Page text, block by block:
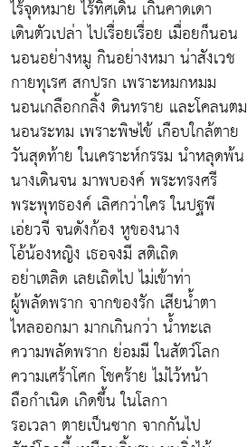
ไร้จุดหมาย ไร้ทิศเดิน เกินคาดเดา
เดินตัวเปล่า ไปเรื่อยเรื่อย เมื่อยก็นอน
นอนอย่างหมู กินอย่างหมา น่าสังเวช
กายทุเรศ สกปรก เพราะหมกหมม
นอนเกลือกกลิ้ง ดินทราย และโคลนตม
นอนระทม เพราะพิษไข้ เกือบใกล้ตาย
วันสุดท้าย ในเคราะห์กรรม นำหลุดพ้น
นางเดินจน มาพบองค์ พระทรงศรี
พระพุทธองค์ เลิศกว่าใคร ในปฐพี
เอ่ยวจี จนดังก้อง หูของนาง
โอ้น้องหญิง เธอจงมี สติเถิด
อย่าเตลิด เลยเถิดไป ไม่เข้าท่า
ผู้พลัดพราก จากของรัก เสียน้ำตา
ไหลออกมา มากเกินกว่า น้ำทะเล
ความพลัดพราก ย่อมมี ในสัตว์โลก
ความเศร้าโศก โชคร้าย ไม่ไว้หน้า
ถือกำเนิด เกิดขึ้น ในโลกา
รอเวลา ตายเป็นซาก จากกันไป